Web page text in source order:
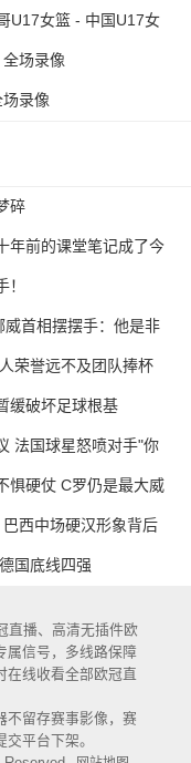
U17女篮 - 中国U17女
场录像
录像
碎
年前的课堂笔记成了今
威首相摆摆手：他是非
荣誉远不及团队捧杯
缓破坏足球根基
法国球星怒喷对手"你
惧硬仗 C罗仍是最大威
西中场硬汉形象背后
国底线四强
直播、高清无插件欧
属信号，多线路保障
在线收看全部欧冠直
不留存赛事影像，赛
平台下架。